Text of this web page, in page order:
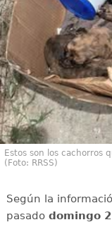
Estos son los cachorros
(Foto: RRSS)
Según la
pasado domingo